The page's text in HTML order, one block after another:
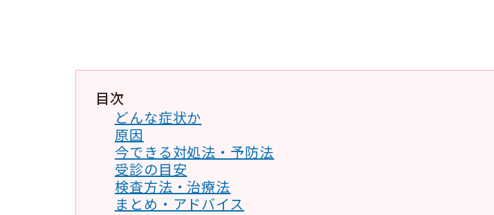
目次
どんな症状か
原因
今できる対処法・予防法
受診の目安
検査方法・治療法
まとめ・アドバイス